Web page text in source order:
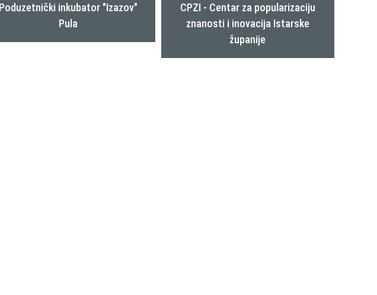
CPZI - Centar za popularizaciju
znanosti i inovacija Istarske
županije
Coworking centar Pula